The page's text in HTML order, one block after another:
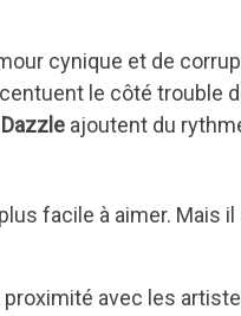
cynique et de
le côté trouble
ajoutent du
facile à aimer. Mais il
avec les